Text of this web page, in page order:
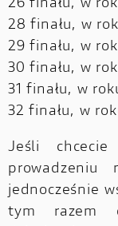
26 finału, w
28 finału, w
29 finału, w
30 finału, w
31 finału, w
32 finału, w
Jeśli chcecie
prowadzeniu
jednocześnie
tym razem